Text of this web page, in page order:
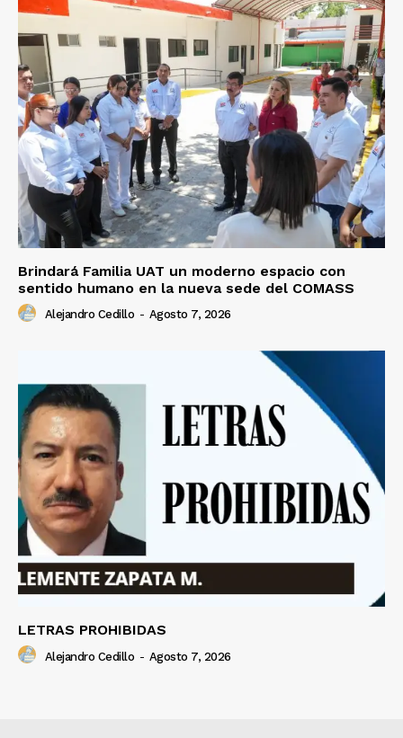
Brindará Familia UAT un moderno espacio con
sentido humano en la nueva sede del COMASS
Alejandro Cedillo - Agosto 7, 2026
LETRAS PROHIBIDAS
Alejandro Cedillo - Agosto 7, 2026